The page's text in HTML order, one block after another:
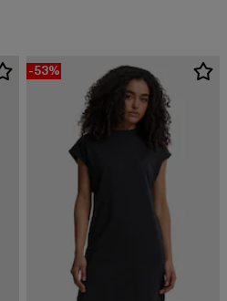
-53%